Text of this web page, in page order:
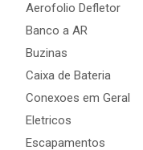
Aerofolio Defletor
Banco a AR
Buzinas
Caixa de Bateria
Conexoes em Geral
Eletricos
Escapamentos